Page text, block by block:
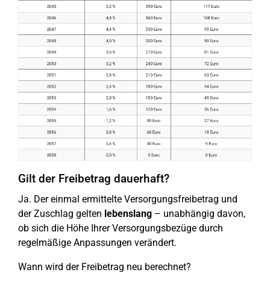
Gilt der Freibetrag dauerhaft?
Ja. Der einmal ermittelte Versorgungsfreibetrag und
der Zuschlag gelten lebenslang – unabhängig davon,
ob sich die Höhe Ihrer Versorgungsbezüge durch
regelmäßige Anpassungen verändert.
Wann wird der Freibetrag neu berechnet?